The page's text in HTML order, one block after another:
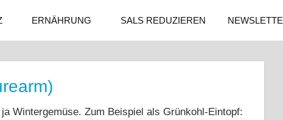
ERNÄHRUNG SALS REDUZIEREN
Wintergemüse. Zum Beispiel als Grünkohl-Eintopf: